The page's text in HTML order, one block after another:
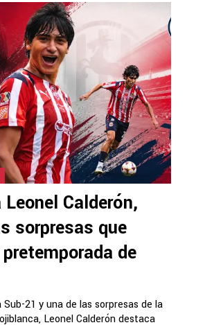
Calderón,
sorpresas que
de
21 y una de las sorpresas de la
Leonel Calderón destaca